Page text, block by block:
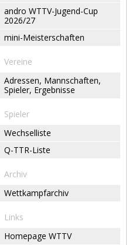
andro WTTV-Jugend-Cup
2026/27
mini-Meisterschaften
Vereine
Adressen, Mannschaften,
Spieler, Ergebnisse
Spieler
Wechselliste
Q-TTR-Liste
Archiv
Wettkampfarchiv
Links
Homepage WTTV